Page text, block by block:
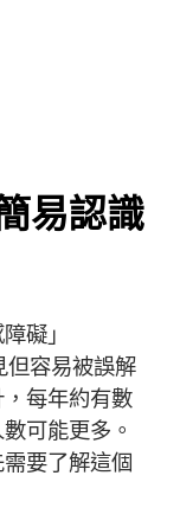
易認識
礙」
但容易被誤解
每年約有數
可能更多。
要了解這個